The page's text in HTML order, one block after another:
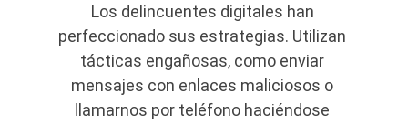
Los delincuentes digitales han
perfeccionado sus estrategias. Utilizan
tácticas engañosas, como enviar
mensajes con enlaces maliciosos o
llamarnos por teléfono haciéndose